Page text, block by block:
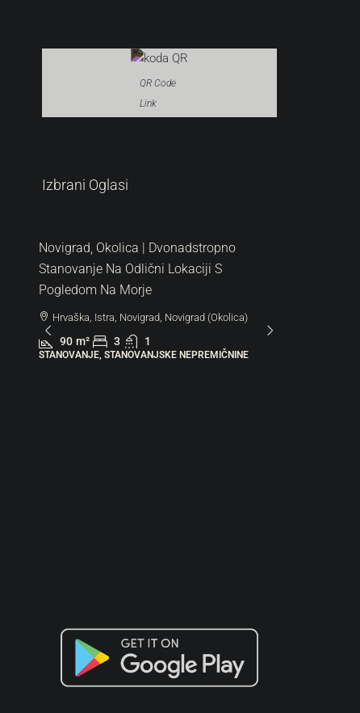
QR Code
Link
Izbrani Oglasi
319.000 €
Novigrad, Okolica | Dvonadstropno
Stanovanje Na Odlični Lokaciji S
Pogledom Na Morje
Hrvaška, Istra, Novigrad, Novigrad (Okolica)
90 m² 3 1
STANOVANJE, STANOVANJSKE NEPREMIČNINE